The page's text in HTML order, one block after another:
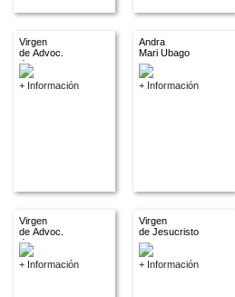
Virgen
de Advoc.
descon.
+ Información
Andra
Mari Ubago
+ Información
Virgen
de Advoc.
descon.
+ Información
Virgen
de Jesucristo
+ Información